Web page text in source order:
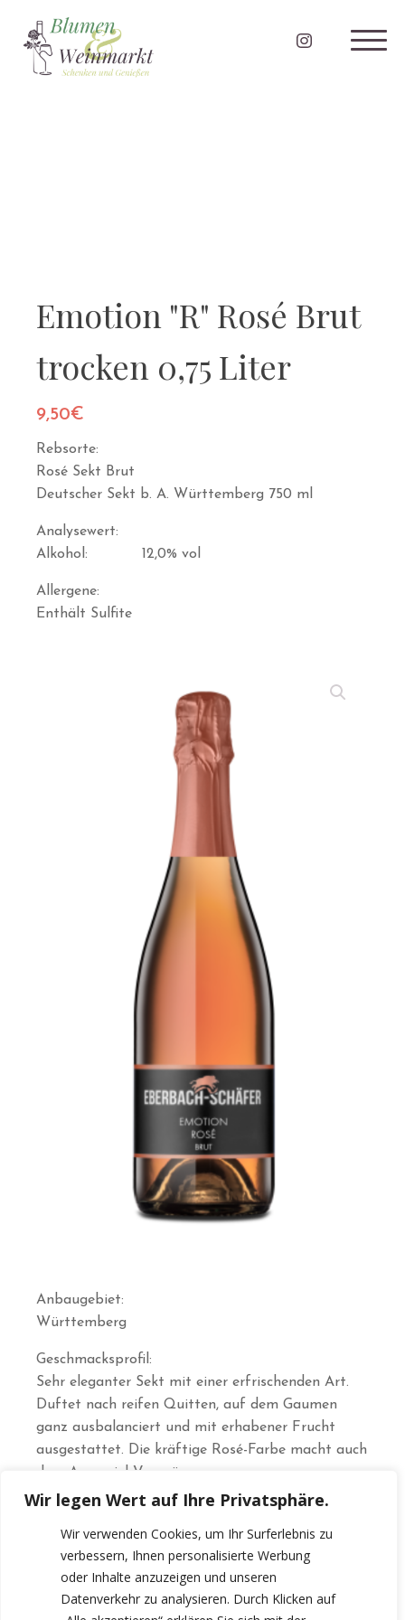
Wir legen Wert auf Ihre Privatsphäre.
Wir verwenden Cookies, um Ihr Surferlebnis zu
verbessern, Ihnen personalisierte Werbung
oder Inhalte anzuzeigen und unseren
Datenverkehr zu analysieren. Durch Klicken auf
Emotion "R" Rosé Brut
trocken 0,75 Liter
9,50€
Rebsorte:
Rosé Sekt Brut
Deutscher Sekt b. A. Württemberg 750 ml
Analysewert:
Alkohol: 12,0% vol
Allergene:
Enthält Sulfite
Anbaugebiet:
Württemberg
Geschmacksprofil:
Sehr eleganter Sekt mit einer erfrischenden Art.
Duftet nach reifen Quitten, auf dem Gaumen
ganz ausbalanciert und mit erhabener Frucht
ausgestattet. Die kräftige Rosé-Farbe macht auch
dem Auge viel Vergnügen.
Speiseempfehlung:
Der Rosé Sekt ist als Aperitif ein feiner Begleiter,
mundet jedoch auch hervorragend zu Fingerfood,
Salatvariationen und zu Schinken mit
Honigmelone.